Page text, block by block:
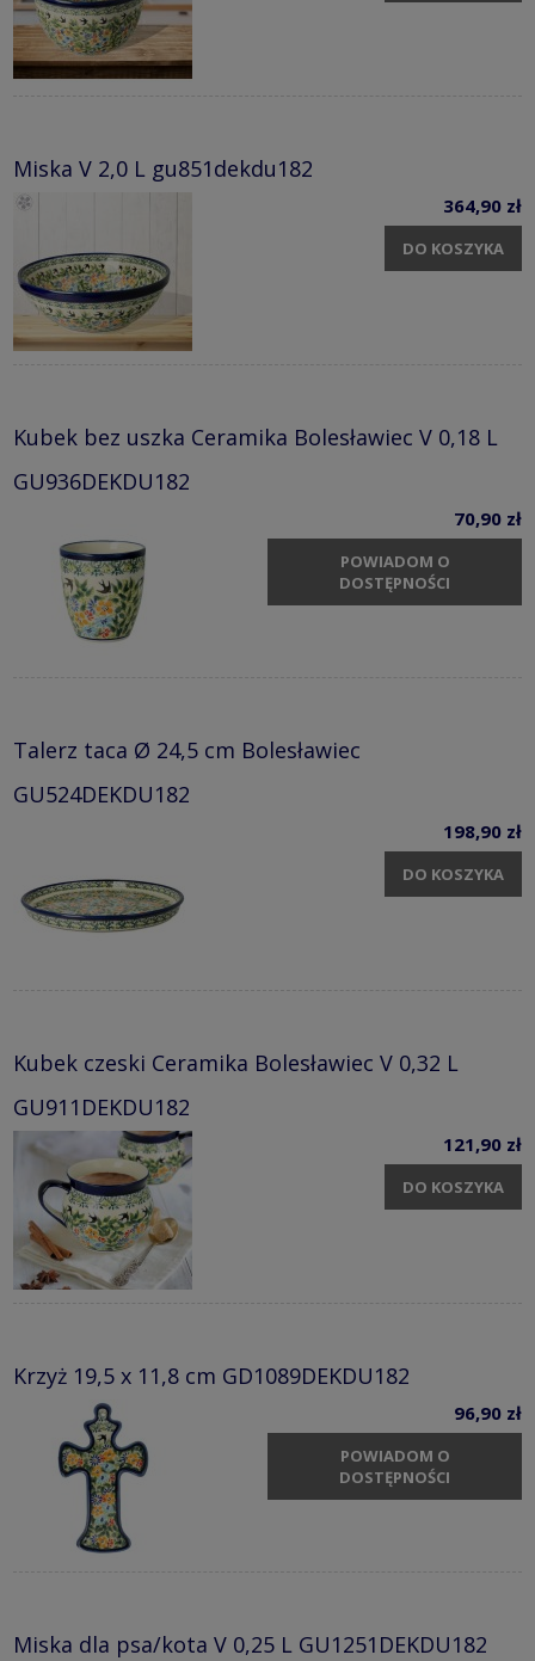
Miska V 2,0 L gu851dekdu182
364,90 zł
DO KOSZYKA
Kubek bez uszka Ceramika Bolesławiec V 0,18 L
GU936DEKDU182
70,90 zł
POWIADOM O
DOSTĘPNOŚCI
Talerz taca Ø 24,5 cm Bolesławiec
GU524DEKDU182
198,90 zł
DO KOSZYKA
Kubek czeski Ceramika Bolesławiec V 0,32 L
GU911DEKDU182
121,90 zł
DO KOSZYKA
Krzyż 19,5 x 11,8 cm GD1089DEKDU182
96,90 zł
POWIADOM O
DOSTĘPNOŚCI
Miska dla psa/kota V 0,25 L GU1251DEKDU182